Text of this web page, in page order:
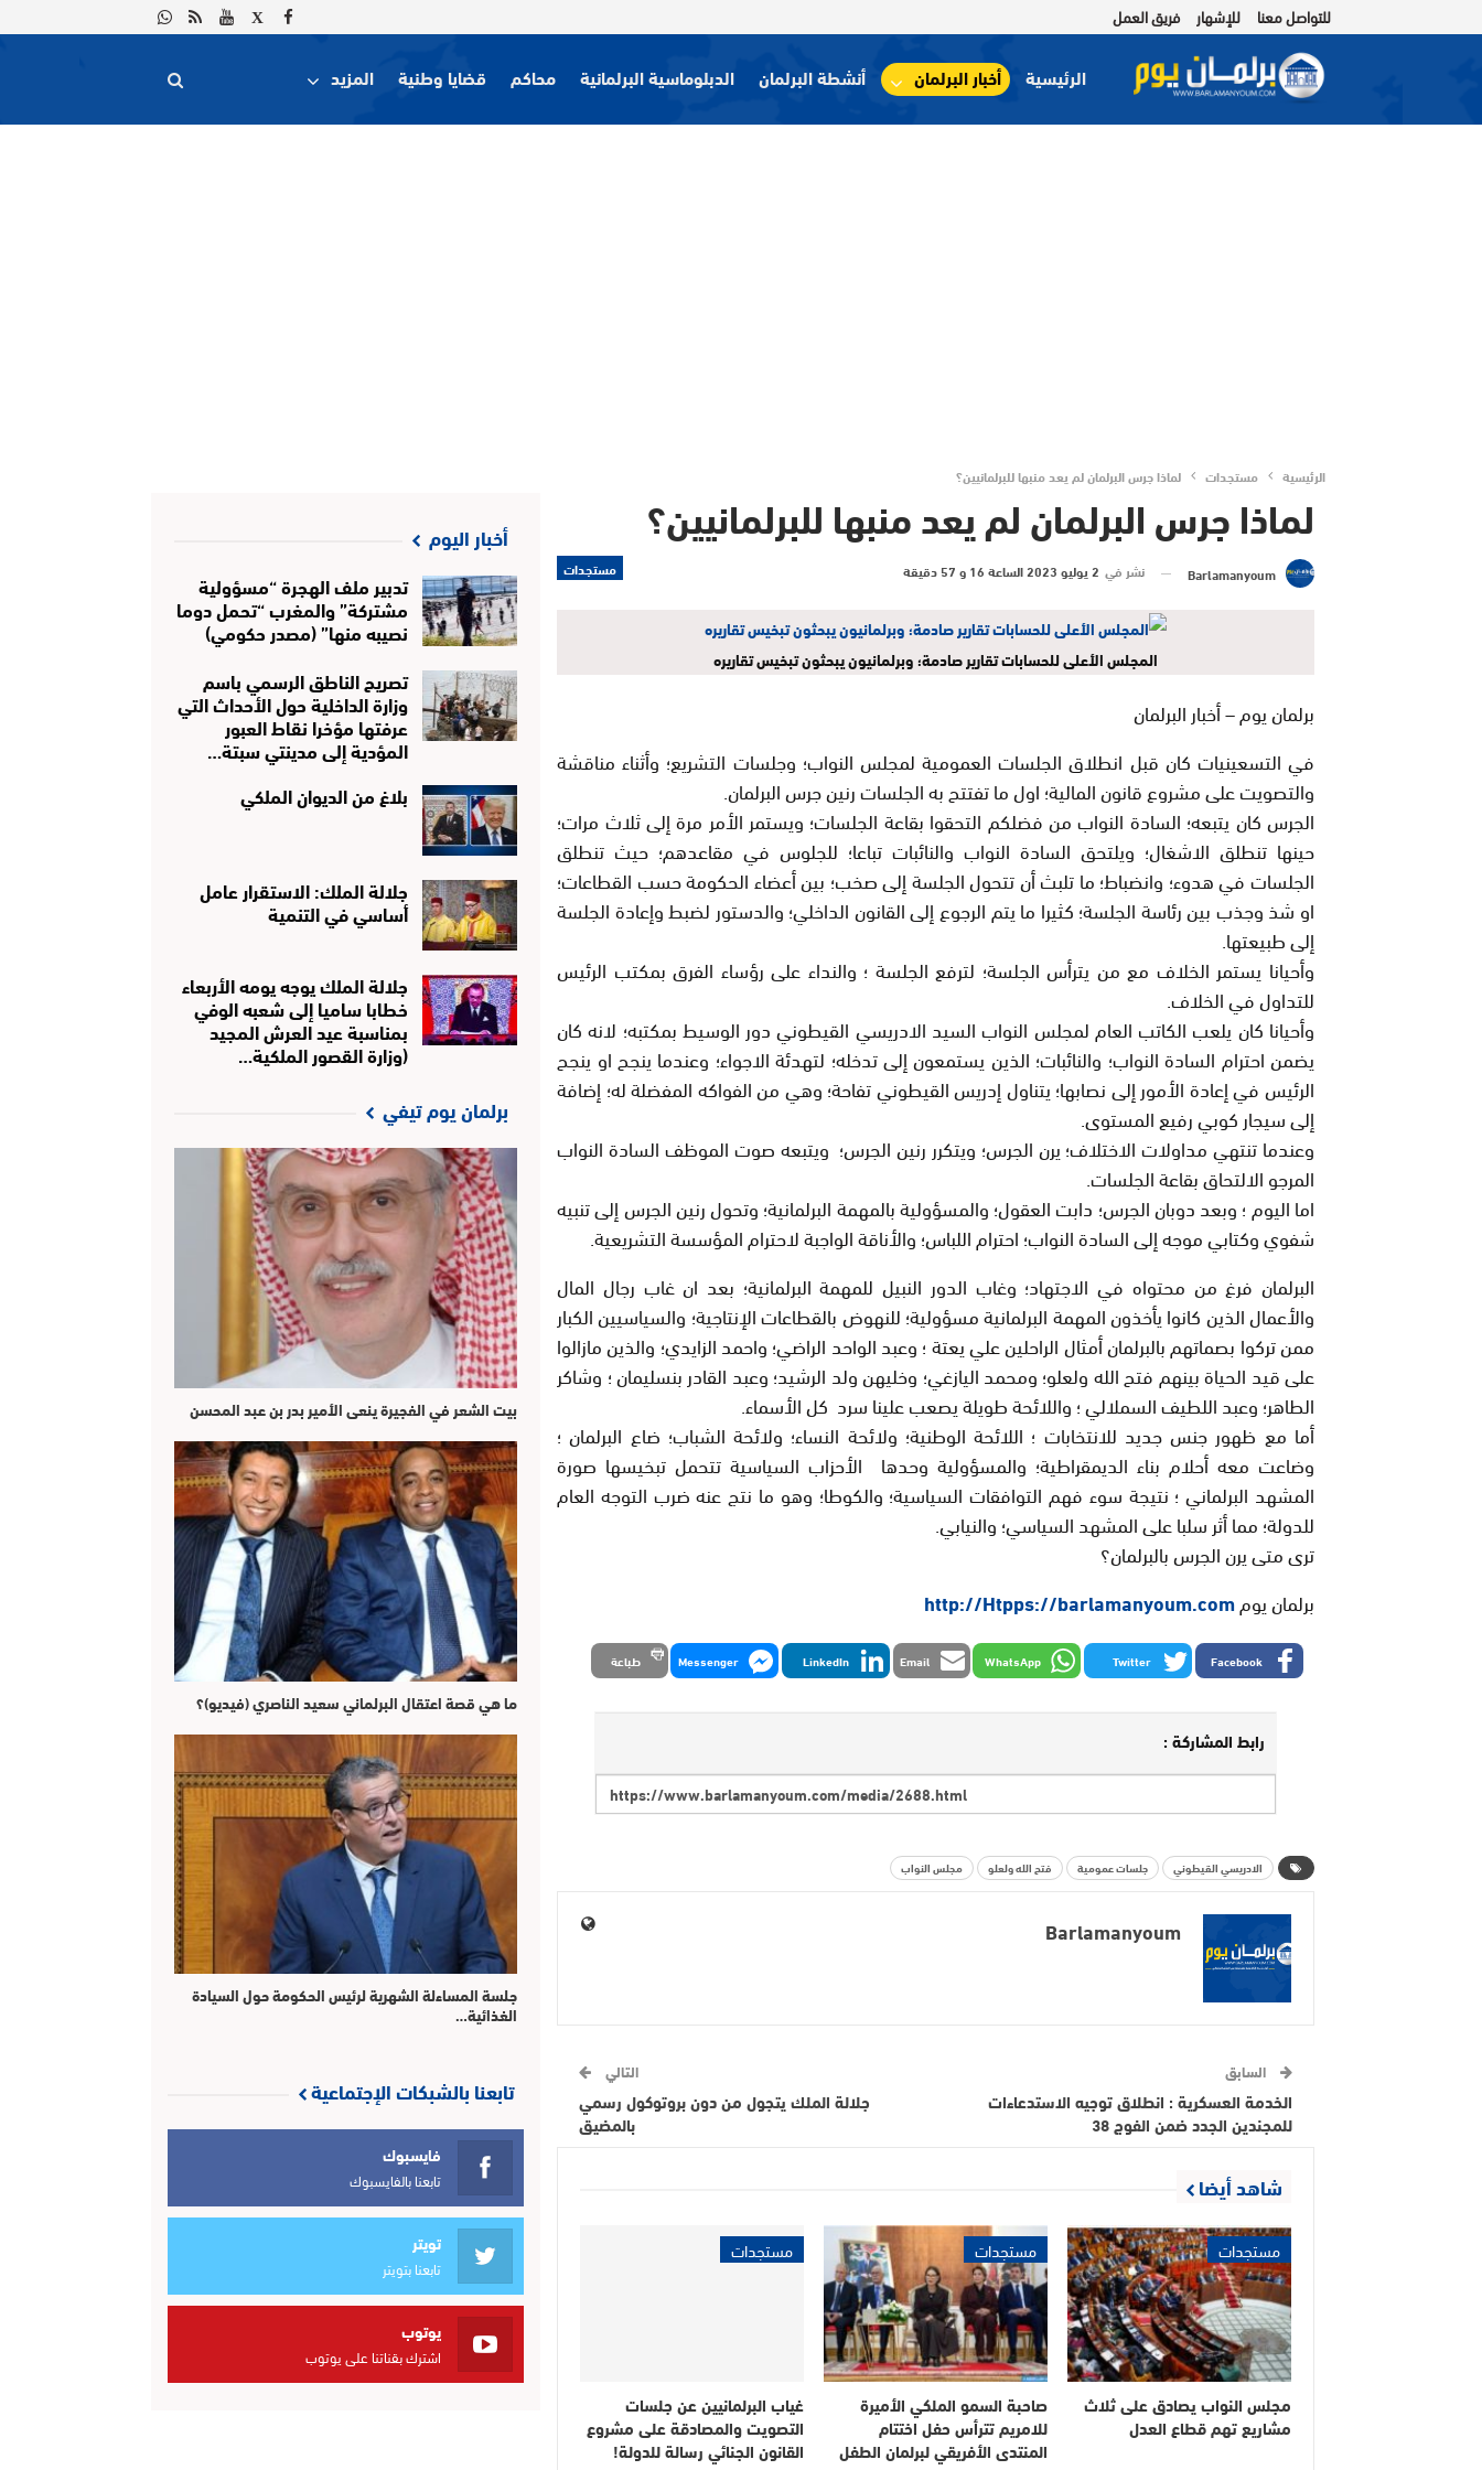
للتواصل معنا للإشهار فريق العمل
الرئيسية أخبار البرلمان أنشطة البرلمان الدبلوماسية البرلمانية محاكم قضايا وطنية المزيد
الرئيسية مستجدات لماذا جرس البرلمان لم يعد منبها للبرلمانيين؟
لماذا جرس البرلمان لم يعد منبها للبرلمانيين؟
مستجدات Barlamanyoum نشر في 2 يوليو 2023 الساعة 16 و 57 دقيقة
المجلس الأعلى للحسابات تقارير صادمة؛ وبرلمانيون يبحثون تبخيس تقاريره
برلمان يوم – أخبار البرلمان
في التسعينيات كان قبل انطلاق الجلسات العمومية لمجلس النواب؛ وجلسات التشريع؛ وأثناء مناقشة
والتصويت على مشروع قانون المالية؛ اول ما تفتتح به الجلسات رنين جرس البرلمان.
الجرس كان يتبعه؛ السادة النواب من فضلكم التحقوا بقاعة الجلسات؛ ويستمر الأمر مرة إلى ثلاث مرات؛
حينها تنطلق الاشغال؛ ويلتحق السادة النواب والنائبات تباعا؛ للجلوس في مقاعدهم؛ حيث تنطلق
الجلسات في هدوء؛ وانضباط؛ ما تلبث أن تتحول الجلسة إلى صخب؛ بين أعضاء الحكومة حسب القطاعات؛
او شذ وجذب بين رئاسة الجلسة؛ كثيرا ما يتم الرجوع إلى القانون الداخلي؛ والدستور لضبط وإعادة الجلسة
إلى طبيعتها.
وأحيانا يستمر الخلاف مع من يترأس الجلسة؛ لترفع الجلسة ؛ والنداء على رؤساء الفرق بمكتب الرئيس
للتداول في الخلاف.
وأحيانا كان يلعب الكاتب العام لمجلس النواب السيد الادريسي القيطوني دور الوسيط بمكتبه؛ لانه كان
يضمن احترام السادة النواب؛ والنائبات؛ الذين يستمعون إلى تدخله؛ لتهدئة الاجواء؛ وعندما ينجح او ينجح
الرئيس في إعادة الأمور إلى نصابها؛ يتناول إدريس القيطوني تفاحة؛ وهي من الفواكه المفضلة له؛ إضافة
إلى سيجار كوبي رفيع المستوى.
وعندما تنتهي مداولات الاختلاف؛ يرن الجرس؛ ويتكرر رنين الجرس؛ ويتبعه صوت الموظف السادة النواب
المرجو الالتحاق بقاعة الجلسات.
اما اليوم ؛ وبعد دوبان الجرس؛ دابت العقول؛ والمسؤولية بالمهمة البرلمانية؛ وتحول رنين الجرس إلى تنبيه
شفوي وكتابي موجه إلى السادة النواب؛ احترام اللباس؛ والأناقة الواجبة لاحترام المؤسسة التشريعية.
البرلمان فرغ من محتواه في الاجتهاد؛ وغاب الدور النبيل للمهمة البرلمانية؛ بعد ان غاب رجال المال
والأعمال الذين كانوا يأخذون المهمة البرلمانية مسؤولية؛ للنهوض بالقطاعات الإنتاجية؛ والسياسيين الكبار
ممن تركوا بصماتهم بالبرلمان أمثال الراحلين علي يعتة ؛ وعبد الواحد الراضي؛ واحمد الزايدي؛ والذين مازالوا
على قيد الحياة بينهم فتح الله ولعلو؛ ومحمد اليازغي؛ وخليهن ولد الرشيد؛ وعبد القادر بنسليمان ؛ وشاكر
الطاهر؛ وعبد اللطيف السملالي ؛ واللائحة طويلة يصعب علينا سرد كل الأسماء.
أما مع ظهور جنس جديد للانتخابات ؛ اللائحة الوطنية؛ ولائحة النساء؛ ولائحة الشباب؛ ضاع البرلمان ؛
وضاعت معه أحلام بناء الديمقراطية؛ والمسؤولية وحدها الأحزاب السياسية تتحمل تبخيسها صورة
المشهد البرلماني ؛ نتيجة سوء فهم التوافقات السياسية؛ والكوطا؛ وهو ما نتج عنه ضرب التوجه العام
للدولة؛ مما أثر سلبا على المشهد السياسي؛ والنيابي.
ترى متى يرن الجرس بالبرلمان؟
برلمان يومhttp://Htpps://barlamanyoum.com
Facebook
Twitter
WhatsApp
Email
LinkedIn
Messenger طباعة
رابط المشاركة :
الادريسي القيطوني جلسات عمومية فتح الله ولعلو مجلس النواب
Barlamanyoum
السابق
الخدمة العسكرية : انطلاق توجيه الاستدعاءات
للمجندين الجدد ضمن الفوج 38
التالي
جلالة الملك يتجول من دون بروتوكول رسمي
بالمضيق
شاهد أيضا
مستجدات
مجلس النواب يصادق على ثلاث
مشاريع تهم قطاع العدل
مستجدات
صاحبة السمو الملكي الأميرة
للامريم تترأس حفل اختتام
المنتدى الأفريقي لبرلمان الطفل
مستجدات
غياب البرلمانيين عن جلسات
التصويت والمصادقة على مشروع
القانون الجنائي رسالة للدولة!
أخبار اليوم
تدبير ملف الهجرة “مسؤولية
مشتركة” والمغرب “تحمل دوما
نصيبه منها” (مصدر حكومي)
تصريح الناطق الرسمي باسم
وزارة الداخلية حول الأحداث التي
عرفتها مؤخرا نقاط العبور
المؤدية إلى مدينتي سبتة…
بلاغ من الديوان الملكي
جلالة الملك: الاستقرار عامل
أساسي في التنمية
جلالة الملك يوجه يومه الأربعاء
خطابا ساميا إلى شعبه الوفي
بمناسبة عيد العرش المجيد
(وزارة القصور الملكية…
برلمان يوم تيفي
بيت الشعر في الفجيرة ينعى الأمير بدر بن عبد المحسن
ما هي قصة اعتقال البرلماني سعيد الناصري (فيديو)؟
جلسة المساءلة الشهرية لرئيس الحكومة حول السيادة
الغذائية…
تابعنا بالشبكات الإجتماعية
فايسبوك
تابعنا بالفايسبوك
تويتر
تابعنا بتويتر
يوتوب
اشترك بقناتنا على يوتوب